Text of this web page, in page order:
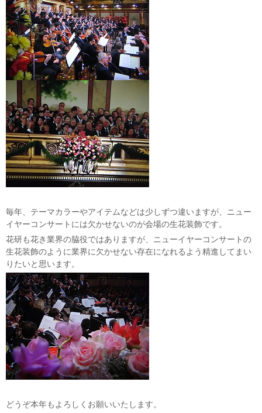
毎年、テーマカラーやアイテムなどは少しずつ違いますが、ニュー
イヤーコンサートには欠かせないのが会場の生花装飾です。
花研も花き業界の脇役ではありますが、ニューイヤーコンサートの
生花装飾のように業界に欠かせない存在になれるよう精進してまい
りたいと思います。
どうぞ本年もよろしくお願いいたします。